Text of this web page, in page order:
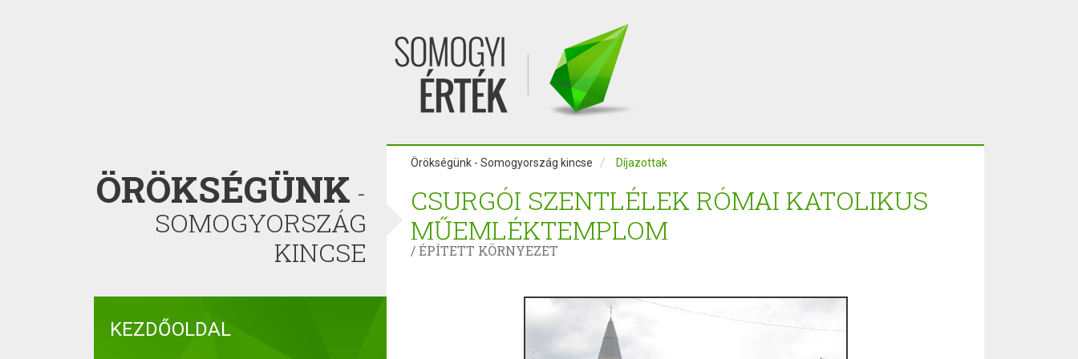
ÖRÖKSÉGÜNK -
SOMOGYORSZÁG
KINCSE
KEZDŐOLDAL
Örökségünk - Somogyország kincse Díjazottak
CSURGÓI SZENTLÉLEK RÓMAI KATOLIKUS
MŰEMLÉKTEMPLOM
/ ÉPÍTETT KÖRNYEZET